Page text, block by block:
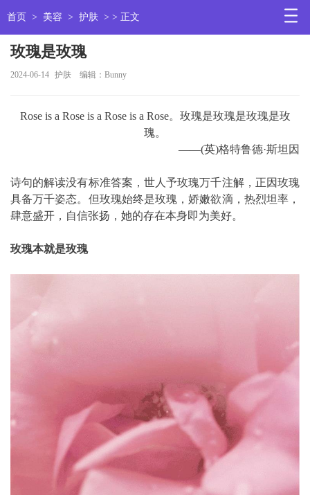
首页 > 美容 > 护肤 > > 正文
玫瑰是玫瑰
2024-06-14 护肤 编辑：Bunny
Rose is a Rose is a Rose is a Rose。玫瑰是玫瑰是玫瑰是玫
瑰。
——(英)格特鲁德·斯坦因
诗句的解读没有标准答案，世人予玫瑰万千注解，正因玫瑰
具备万千姿态。但玫瑰始终是玫瑰，娇嫩欲滴，热烈坦率，
肆意盛开，自信张扬，她的存在本身即为美好。
玫瑰本就是玫瑰